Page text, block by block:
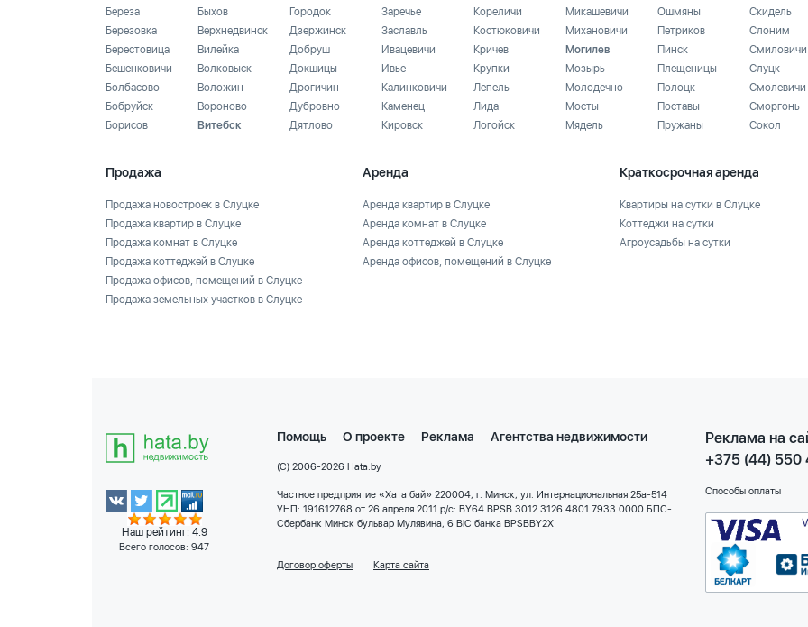
Береза
Березовка
Берестовица
Бешенковичи
Болбасово
Бобруйск
Борисов
Быхов
Верхнедвинск
Вилейка
Волковыск
Воложин
Вороново
Витебск
Городок
Дзержинск
Добруш
Докшицы
Дрогичин
Дубровно
Дятлово
Заречье
Заславль
Ивацевичи
Ивье
Калинковичи
Каменец
Кировск
Кореличи
Костюковичи
Кричев
Крупки
Лепель
Лида
Логойск
Микашевичи
Михановичи
Могилев
Мозырь
Молодечно
Мосты
Мядель
Ошмяны
Петриков
Пинск
Плещеницы
Полоцк
Поставы
Пружаны
Скидель
Слоним
Смиловичи
Слуцк
Смолевичи
Сморгонь
Сокол
Продажа
Продажа новостроек в Слуцке
Продажа квартир в Слуцке
Продажа комнат в Слуцке
Продажа коттеджей в Слуцке
Продажа офисов, помещений в Слуцке
Продажа земельных участков в Слуцке
Аренда
Аренда квартир в Слуцке
Аренда комнат в Слуцке
Аренда коттеджей в Слуцке
Аренда офисов, помещений в Слуцке
Краткосрочная аренда
Квартиры на сутки в Слуцке
Коттеджи на сутки
Агроусадьбы на сутки
Наш рейтинг: 4.9
Всего голосов: 947
Помощь О проекте Реклама Агентства недвижимости
(C) 2006-2026 Hata.by
Частное предприятие «Хата бай» 220004, г. Минск, ул. Интернациональная 25а-514
УНП: 191612768 от 26 апреля 2011 р/с: BY64 BPSB 3012 3126 4801 7933 0000 БПС-
Сбербанк Минск бульвар Мулявина, 6 BIC банка BPSBBY2X
Договор оферты Карта сайта
Реклама на
+375 (44) 550
Способы оплаты